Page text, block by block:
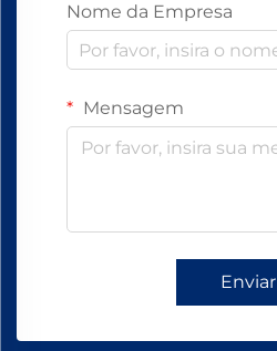
Nome da Empresa
Mensagem
Enviar